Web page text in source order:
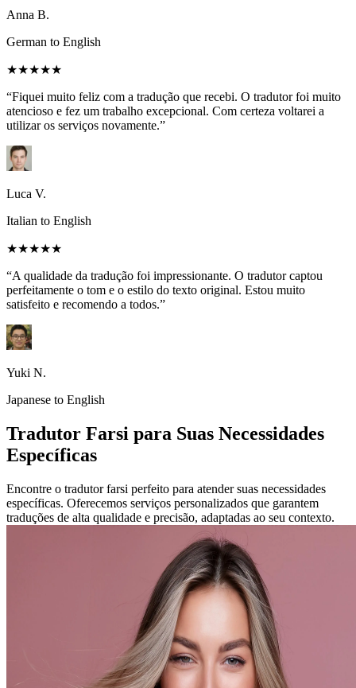
Anna B.
German to English
★★★★★
“Fiquei muito feliz com a tradução que recebi. O tradutor foi muito
atencioso e fez um trabalho excepcional. Com certeza voltarei a
utilizar os serviços novamente.”
Luca V.
Italian to English
★★★★★
“A qualidade da tradução foi impressionante. O tradutor captou
perfeitamente o tom e o estilo do texto original. Estou muito
satisfeito e recomendo a todos.”
Yuki N.
Japanese to English
Tradutor Farsi para Suas Necessidades
Específicas
Encontre o tradutor farsi perfeito para atender suas necessidades
específicas. Oferecemos serviços personalizados que garantem
traduções de alta qualidade e precisão, adaptadas ao seu contexto.